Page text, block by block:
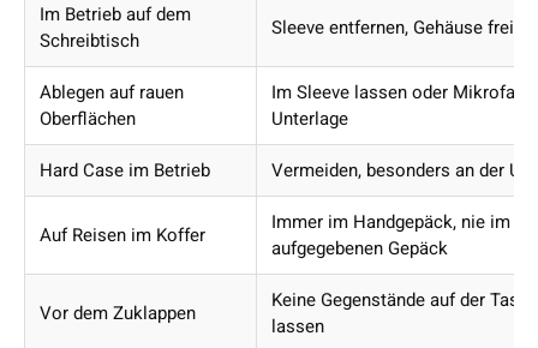
Im Betrieb auf dem
Schreibtisch
Sleeve entfernen, Gehäuse frei
Ablegen auf rauen
Oberflächen
Im Sleeve lassen oder
Unterlage
Hard Case im Betrieb
Vermeiden, besonders an der
Auf Reisen im Koffer
Immer im Handgepäck, nie im
aufgegebenen Gepäck
Vor dem Zuklappen
Keine Gegenstände auf der
lassen